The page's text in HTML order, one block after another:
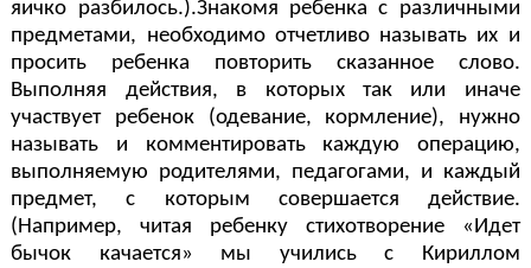
яичко разбилось.).Знакомя ребенка с различными
предметами, необходимо отчетливо называть их и
просить ребенка повторить сказанное слово.
Выполняя действия, в которых так или иначе
участвует ребенок (одевание, кормление), нужно
называть и комментировать каждую операцию,
выполняемую родителями, педагогами, и каждый
предмет, с которым совершается действие.
(Например, читая ребенку стихотворение «Идет
бычок качается» мы учились с Кириллом